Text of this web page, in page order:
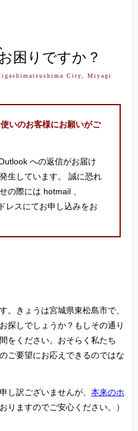
困りですか？
City, Miyagi
いのお客様にお願いがご
への返信がお届け
生しています。 誠に恐れ
の際には hotmail 、
レスにてお申し込みをお
。きょうは宮城県東松島市で、
探しでしょうか？もしその通り
をください。おそらく私たち
ご要望にお応えできるのではな
し訳ございませんが、 本来のホ
りますのでご安心ください。）